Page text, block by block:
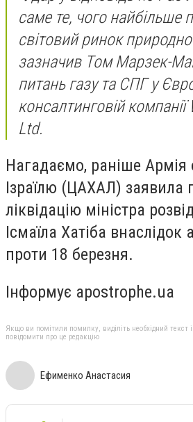
саме те, чого найбільше
світовий ринок
зазначив Том Марзек-
питань газу та СПГ у
консалтинговій
Ltd.
Нагадаємо, раніше Армія
Ізраїлю (ЦАХАЛ) заявила
ліквідацію міністра
Ісмаїла Хатіба внаслідок
проти 18 березня.
Інформує apostrophe.ua
Якщо ви помітили помилку, виділіть необхідний текст
повідомити про це редакцію
Ефименко Анастасия